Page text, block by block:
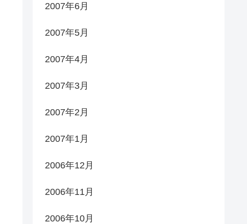
2007年6月
2007年5月
2007年4月
2007年3月
2007年2月
2007年1月
2006年12月
2006年11月
2006年10月